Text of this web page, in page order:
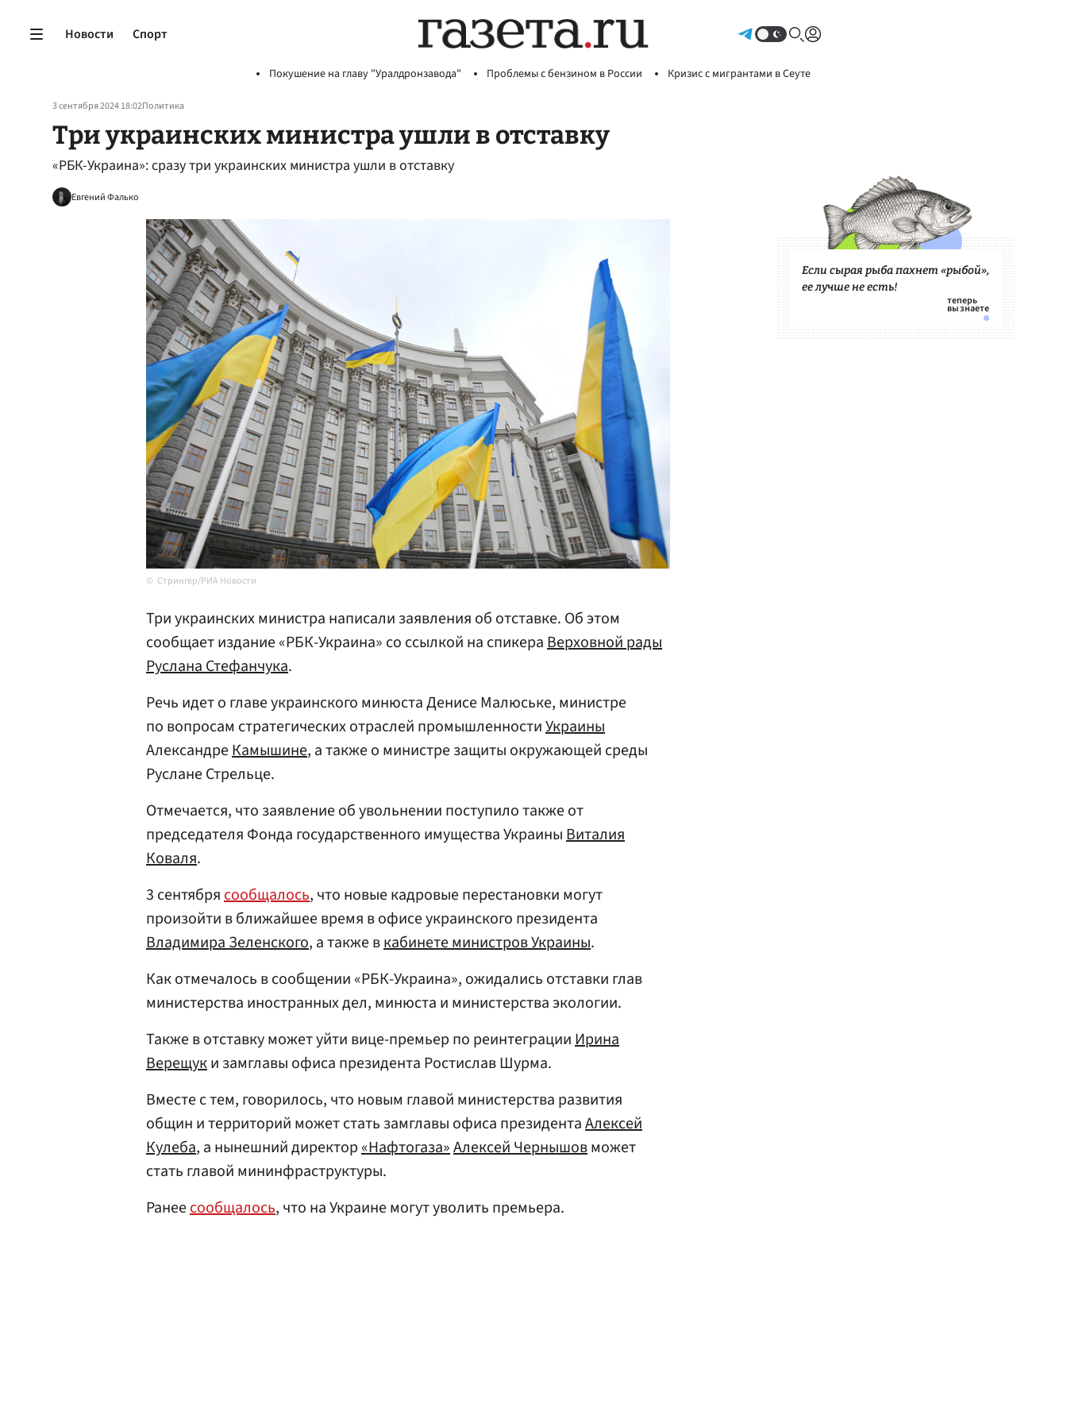
Новости Спорт
Покушение на главу "Уралдронзавода" Проблемы с бензином в России Кризис с мигрантами в Сеуте
3 сентября 2024 18:02Политика
Три украинских министра ушли в отставку
«РБК-Украина»: сразу три украинских министра ушли в отставку
Евгений Фалько
Стрингер/РИА Новости
Три украинских министра написали заявления об отставке. Об этом
сообщает издание «РБК-Украина» со ссылкой на спикераВерховной рады
Руслана Стефанчука.
Речь идет о главе украинского минюста Денисе Малюське, министре
по вопросам стратегических отраслей промышленностиУкраины
АлександреКамышине, а также о министре защиты окружающей среды
Руслане Стрельце.
Отмечается, что заявление об увольнении поступило также от
председателя Фонда государственного имущества УкраиныВиталия
Коваля.
3 сентябрясообщалось, что новые кадровые перестановки могут
произойти в ближайшее время в офисе украинского президента
Владимира Зеленского, а также вкабинете министров Украины.
Как отмечалось в сообщении «РБК-Украина», ожидались отставки глав
министерства иностранных дел, минюста и министерства экологии.
Также в отставку может уйти вице-премьер по реинтеграцииИрина
Верещуки замглавы офиса президента Ростислав Шурма.
Вместе с тем, говорилось, что новым главой министерства развития
общин и территорий может стать замглавы офиса президентаАлексей
Кулеба, а нынешний директор«Нафтогаза»Алексей Чернышовможет
стать главой мининфраструктуры.
Ранеесообщалось, что на Украине могут уволить премьера.
Если сырая рыба пахнет «рыбой»,
ее лучше не есть!